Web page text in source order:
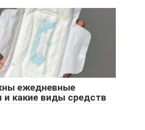
ежедневные
и какие виды средств